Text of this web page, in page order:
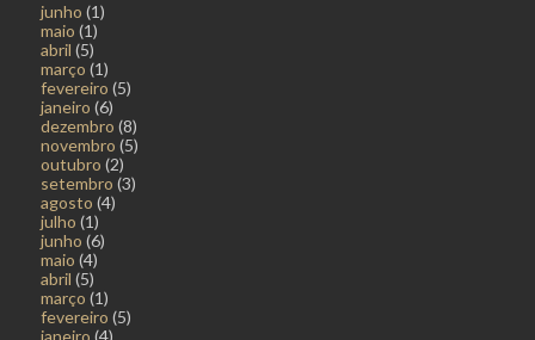
junho (1)
maio (1)
abril (5)
março (1)
fevereiro (5)
janeiro (6)
dezembro (8)
novembro (5)
outubro (2)
setembro (3)
agosto (4)
julho (1)
junho (6)
maio (4)
abril (5)
março (1)
fevereiro (5)